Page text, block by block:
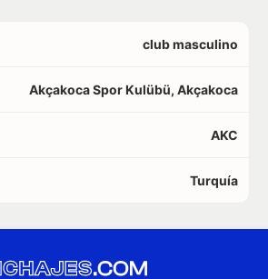
club masculino
Akçakoca Spor Kulübü, Akçakoca
AKC
Turquía